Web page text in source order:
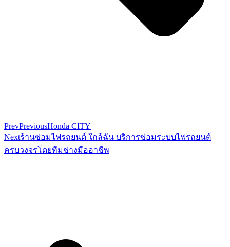
PrevPreviousHonda CITY
Nextร้านซ่อมไฟรถยนต์ ใกล้ฉัน บริการซ่อมระบบไฟรถยนต์
ครบวงจรโดยทีมช่างมืออาชีพ